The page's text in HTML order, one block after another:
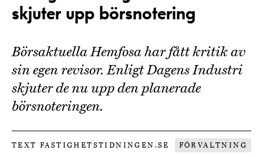
skjuter upp börsnotering
Börsaktuella Hemfosa har fått kritik av
sin egen revisor. Enligt Dagens Industri
skjuter de nu upp den planerade
börsnoteringen.
TEXT FASTIGHETSTIDNINGEN.SE FÖRVALTNING